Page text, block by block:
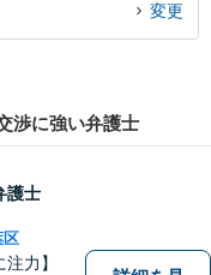
変更
渉に強い弁護士
護士
区
力】